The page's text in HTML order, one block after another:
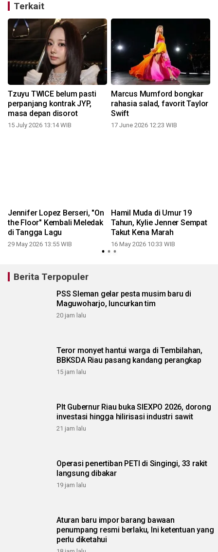
Terkait
Tzuyu TWICE belum pasti
perpanjang kontrak JYP,
masa depan disorot
15 July 2026 13:14 WIB
Marcus Mumford bongkar
rahasia salad, favorit Taylor
Swift
17 June 2026 12:23 WIB
Jennifer Lopez Berseri, "On
the Floor" Kembali Meledak
di Tangga Lagu
29 May 2026 13:55 WIB
Hamil Muda di Umur 19
Tahun, Kylie Jenner Sempat
Takut Kena Marah
16 May 2026 10:33 WIB
Berita Terpopuler
PSS Sleman gelar pesta musim baru di
Maguwoharjo, luncurkan tim
20 jam lalu
Teror monyet hantui warga di Tembilahan,
BBKSDA Riau pasang kandang perangkap
15 jam lalu
Plt Gubernur Riau buka SIEXPO 2026, dorong
investasi hingga hilirisasi industri sawit
21 jam lalu
Operasi penertiban PETI di Singingi, 33 rakit
langsung dibakar
19 jam lalu
Aturan baru impor barang bawaan
penumpang resmi berlaku, Ini ketentuan yang
perlu diketahui